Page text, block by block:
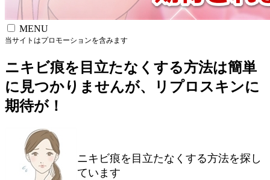
MENU
当サイトはプロモーションを含みます
ニキビ痕を目立たなくする方法は簡単
に見つかりませんが、リプロスキンに
期待が！
ニキビ痕を目立たなくする方法を探し
ています